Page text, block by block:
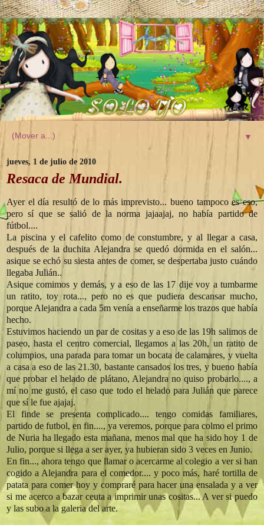
▼
jueves, 1 de julio de 2010
Resaca de Mundial.
Ayer el día resultó de lo más imprevisto... bueno tampoco es eso,
pero sí que se salió de la norma jajaajaj, no había partido de
fútbol....
La piscina y el cafelito como de constumbre, y al llegar a casa,
después de la duchita Alejandra se quedó dormida en el salón...
asique se echó su siesta antes de comer, se despertaba justo cuándo
llegaba Julián..
Asique comimos y demás, y a eso de las 17 dije voy a tumbarme
un ratito, toy rota..., pero no es que pudiera descansar mucho,
porque Alejandra a cada 5m venía a enseñarme los trazos que había
hecho.
Estuvimos haciendo un par de cositas y a eso de las 19h salimos de
paseo, hasta el centro comercial, llegamos a las 20h, un ratito de
columpios, una parada para tomar un bocata de calamares, y vuelta
a casa a eso de las 21.30, bastante cansados los tres, y bueno había
que probar el helado de plátano, Alejandra no quiso probarlo...., a
mí no me gustó, el caso que todo el helado para Julián que parece
que sí le fue ajajaj.
El finde se presenta complicado.... tengo comidas familiares,
partido de futbol, en fin...., ya veremos, porque para colmo el primo
de Nuria ha llegado esta mañana, menos mal que ha sido hoy 1 de
Julio, porque si llega a ser ayer, ya hubieran sido 3 veces en Junio.
En fin..., ahora tengo que llamar o acercarme al colegio a ver si han
cogido a Alejandra para el comedor.... y poco más, haré tortilla de
patata para comer hoy y compraré para hacer una ensalada y a ver
si me acerco a bazar ceuta a imprimir unas cositas... A ver si puedo
y las subo a la galeria del arte.